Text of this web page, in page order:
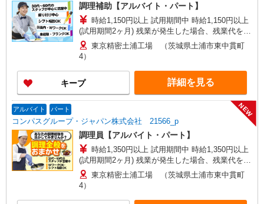
調理補助【アルバイト・パート】
時給1,150円以上 試用期間中 時給1,150円以上
(試用期間2ヶ月) 残業が発生した場合、残業代を1
分単位で別途支給します。
東京精密土浦工場 （茨城県土浦市東中貫町
4）
キープ 詳細を見る
アルバイト パート
コンパスグループ・ジャパン株式会社 21566_p
NEW
調理員【アルバイト・パート】
時給1,350円以上 試用期間中 時給1,350円以上
(試用期間2ヶ月) 残業が発生した場合、残業代を1
分単位で別途支給します。
東京精密土浦工場 （茨城県土浦市東中貫町
4）